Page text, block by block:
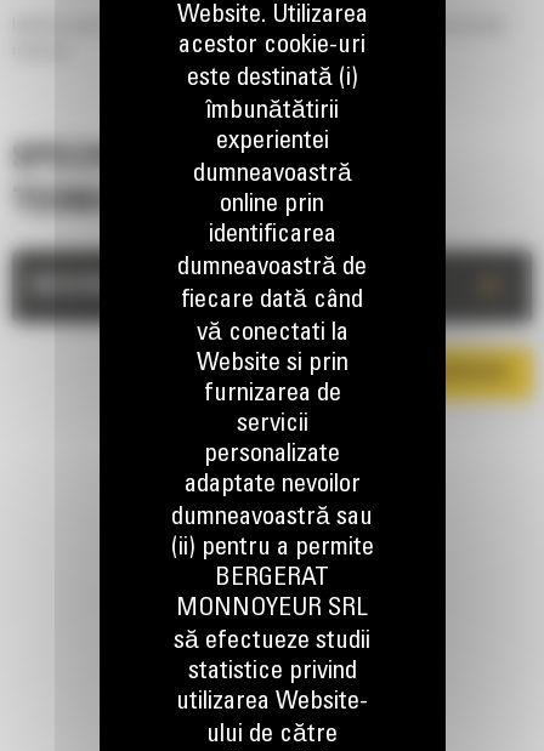
SPECIFICATII
TEHNICE
TINEM LEGATURA
Website. Utilizarea
acestor cookie-uri
este destinată (i)
îmbunătătirii
experientei
dumneavoastră
online prin
identificarea
dumneavoastră de
fiecare dată când
vă conectati la
Website si prin
furnizarea de
servicii
personalizate
adaptate nevoilor
dumneavoastră sau
(ii) pentru a permite
BERGERAT
MONNOYEUR SRL
să efectueze studii
statistice privind
utilizarea Website-
ului de către